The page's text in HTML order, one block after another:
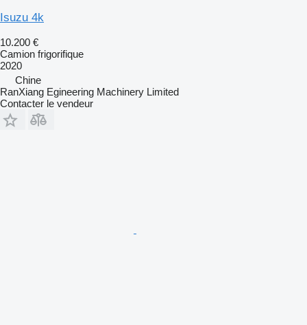
Isuzu 4k
10.200 €
Camion frigorifique
2020
Chine
RanXiang Egineering Machinery Limited
Contacter le vendeur